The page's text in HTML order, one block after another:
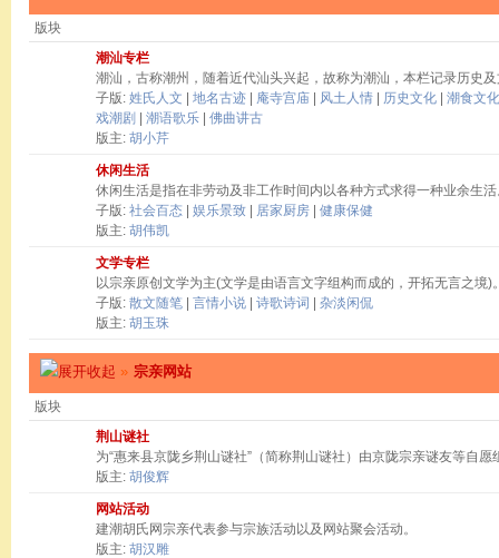
版块
潮汕专栏
潮汕，古称潮州，随着近代汕头兴起，故称为潮汕，本栏记录历史
子版: 姓氏人文 地名古迹 庵寺宫庙 风土人情 历史文化
潮食文化
戏潮剧
潮语歌乐
佛曲讲古
版主: 胡小芹
休闲生活
休闲生活是指在非劳动及非工作时间内以各种方式求得一种业余生
子版: 社会百态 娱乐景致 居家厨房
健康保健
版主: 胡伟凯
文学专栏
以宗亲原创文学为主(文学是由语言文字组构而成的，开拓无言之境)
子版: 散文随笔 言情小说 诗歌诗词
杂淡闲侃
版主: 胡玉珠
» 宗亲网站
版块
荆山谜社
为“惠来县京陇乡荆山谜社”（简称荆山谜社）由京陇宗亲谜友等自
版主: 胡俊辉
网站活动
建潮胡氏网宗亲代表参与宗族活动以及网站聚会活动。
版主: 胡汉雕